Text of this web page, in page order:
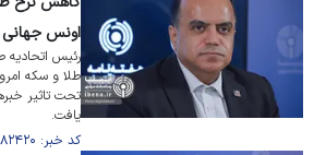
اونس جهانی
رئیس
طلا و سکه
تحت تاثیر
یافت.
کد خبر: ۱۸۲۴۲۰ تاریخ انتشار : ۱۴۰۵/۰۱/۲۶